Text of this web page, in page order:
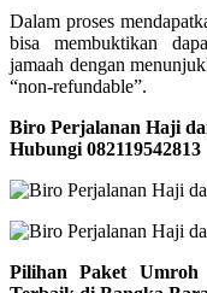
Dalam proses
bisa membuktikan
jamaah dengan
“non-refundable”.
Biro Perjalanan Haji
Hubungi 082119542813
Pilihan Paket